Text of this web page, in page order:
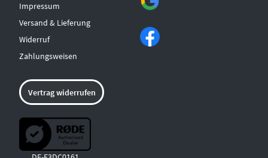
Impressum
Versand & Lieferung
Widerruf
Zahlungsweisen
Vertrag widerrufen